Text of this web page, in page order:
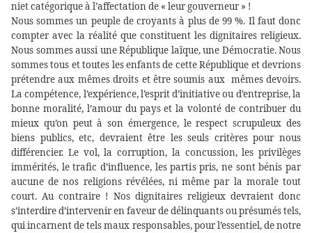
niet catégorique à l’affectation de « leur gouverneur » !
Nous sommes un peuple de croyants à plus de 99 %. Il faut donc
compter avec la réalité que constituent les dignitaires religieux.
Nous sommes aussi une République laïque, une Démocratie. Nous
sommes tous et toutes les enfants de cette République et devrions
prétendre aux mêmes droits et être soumis aux mêmes devoirs.
La compétence, l’expérience, l’esprit d’initiative ou d’entreprise, la
bonne moralité, l’amour du pays et la volonté de contribuer du
mieux qu’on peut à son émergence, le respect scrupuleux des
biens publics, etc, devraient être les seuls critères pour nous
différencier. Le vol, la corruption, la concussion, les privilèges
immérités, le trafic d’influence, les partis pris, ne sont bénis par
aucune de nos religions révélées, ni même par la morale tout
court. Au contraire ! Nos dignitaires religieux devraient donc
s’interdire d’intervenir en faveur de délinquants ou présumés tels,
qui incarnent de tels maux responsables, pour l’essentiel, de notre